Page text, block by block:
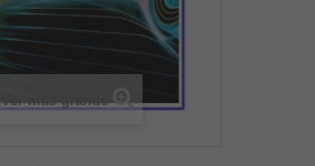
Ver más grande